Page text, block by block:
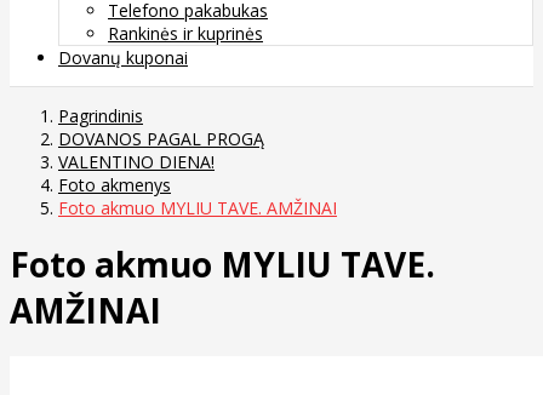
Telefono pakabukas
Rankinės ir kuprinės
Dovanų kuponai
Pagrindinis
DOVANOS PAGAL PROGĄ
VALENTINO DIENA!
Foto akmenys
Foto akmuo MYLIU TAVE. AMŽINAI
Foto akmuo MYLIU TAVE.
AMŽINAI